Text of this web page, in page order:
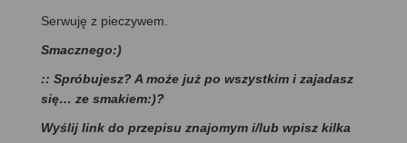
Serwuję z pieczywem.
Smacznego:)
:: Spróbujesz? A może już po wszystkim i zajadasz
się… ze smakiem:)?
Wyślij link do przepisu znajomym i/lub wpisz kilka